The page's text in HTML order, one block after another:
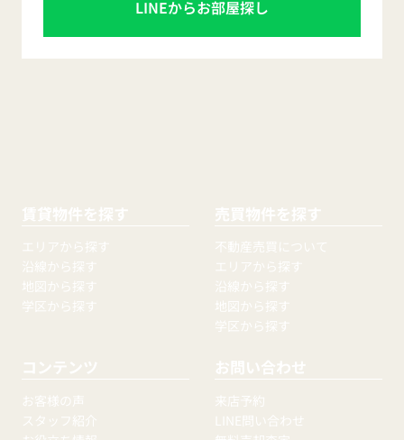
LINEからお部屋探し
賃貸物件を探す
エリアから探す
沿線から探す
地図から探す
学区から探す
売買物件を探す
不動産売買について
エリアから探す
沿線から探す
地図から探す
学区から探す
コンテンツ
お客様の声
スタッフ紹介
お問い合わせ
来店予約
LINE問い合わせ